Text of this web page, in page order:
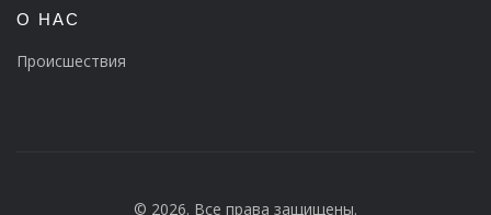
О НАС
Происшествия
© 2026. Все права защищены.